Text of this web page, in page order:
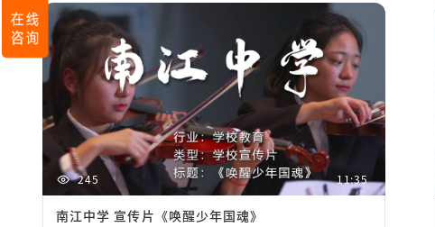
245 11:35
南江中学 宣传片《唤醒少年国魂》